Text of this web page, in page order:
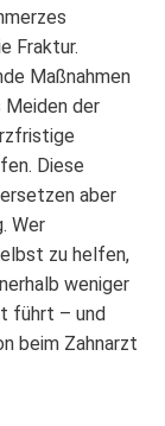
Fraktur.
Maßnahmen
Meiden der
Diese
aber
Wer
zu helfen,
weniger
führt – und
beim Zahnarzt